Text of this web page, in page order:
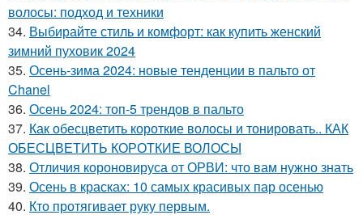
волосы: подход и техники
34. Выбирайте стиль и комфорт: как купить женский
зимний пуховик 2024
35. Осень-зима 2024: новые тенденции в пальто от
Chanel
36. Осень 2024: топ-5 трендов в пальто
37. Как обесцветить короткие волосы и тонировать.. КАК
ОБЕСЦВЕТИТЬ КОРОТКИЕ ВОЛОСЫ
38. Отличия короновируса от ОРВИ: что вам нужно знать
39. Осень в красках: 10 самых красивых пар осенью
40. Кто протягивает руку первым.